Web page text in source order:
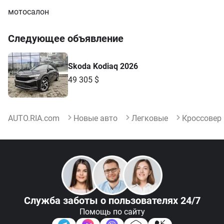
мотосалон
Следующее объявление
Skoda Kodiaq 2026
49 305 $
AUTO.RIA.com Новые авто Легковые Кроссовер
Служба заботы о пользователях 24/7
Помощь по сайту